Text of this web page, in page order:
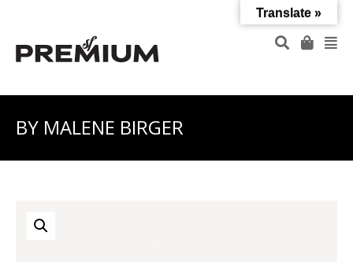
BY MALENE BIRGER
Translate »